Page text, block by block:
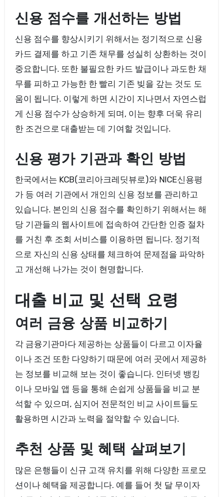
신용 점수를 개선하는 방법
신용 점수를 향상시키기 위해서는 정기적으로 신용
카드 결제를 하고 기존 채무를 성실히 상환하는 것이
중요합니다. 또한 불필요한 카드 발급이나 과도한 채
무를 피하고 가능한 한 빨리 기존 빚을 갚는 것도 도
움이 됩니다. 이렇게 하면 시간이 지나면서 자연스럽
게 신용 점수가 상승하게 되며, 이는 향후 더욱 유리
한 조건으로 대출받는 데 기여할 것입니다.
신용 평가 기관과 확인 방법
한국에서는 KCB(코리아크레딧뷰로)와 NICE신용평
가 등 여러 기관에서 개인의 신용 정보를 관리하고
있습니다. 본인의 신용 점수를 확인하기 위해서는 해
당 기관들의 웹사이트에 접속하여 간단한 인증 절차
를 거친 후 조회 서비스를 이용하면 됩니다. 정기적
으로 자신의 신용 상태를 체크하여 문제점을 파악하
고 개선해 나가는 것이 현명합니다.
대출 비교 및 선택 요령
여러 금융 상품 비교하기
각 금융기관마다 제공하는 상품들이 다르고 이자율
이나 조건 또한 다양하기 때문에 여러 곳에서 제공하
는 정보를 비교해 보는 것이 좋습니다. 인터넷 뱅킹
이나 모바일 앱 등을 통해 손쉽게 상품들을 비교 분
석할 수 있으며, 심지어 전문적인 비교 사이트들도
활용하면 시간과 노력을 절약할 수 있습니다.
추천 상품 및 혜택 살펴보기
많은 은행들이 신규 고객 유치를 위해 다양한 프로모
션이나 혜택을 제공합니다. 예를 들어 첫 달 무이자